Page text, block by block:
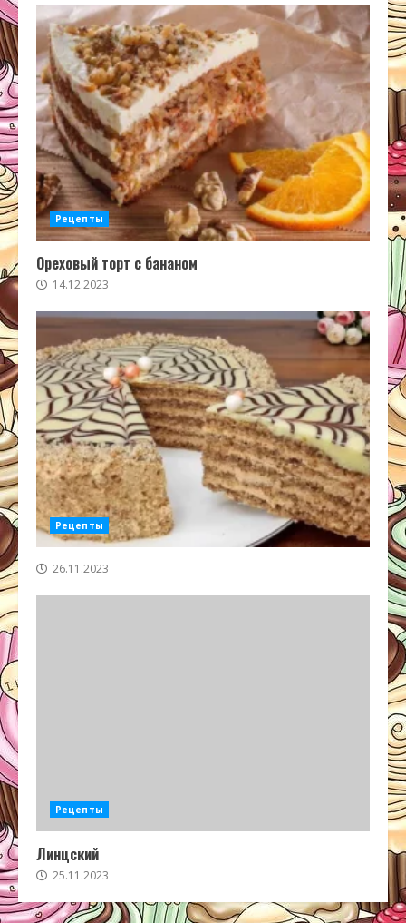
Рецепты
Ореховый торт с бананом
14.12.2023
Рецепты
26.11.2023
Рецепты
Линцский
25.11.2023